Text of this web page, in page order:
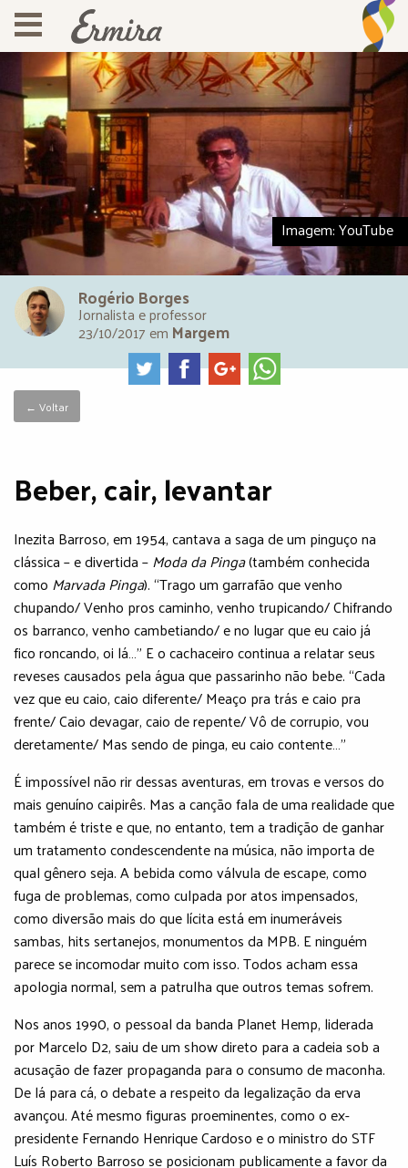
Imagem: YouTube
Rogério Borges
Jornalista e professor
23/10/2017 em Margem
← Voltar
Beber, cair, levantar
Inezita Barroso, em 1954, cantava a saga de um pinguço na
clássica – e divertida –Moda da Pinga(também conhecida
como Marvada Pinga). “Trago um garrafão que venho
chupando/ Venho pros caminho, venho trupicando/ Chifrando
os barranco, venho cambetiando/ e no lugar que eu caio já
fico roncando, oi lá…” E o cachaceiro continua a relatar seus
reveses causados pela água que passarinho não bebe. “Cada
vez que eu caio, caio diferente/ Meaço pra trás e caio pra
frente/ Caio devagar, caio de repente/ Vô de corrupio, vou
deretamente/ Mas sendo de pinga, eu caio contente…”
É impossível não rir dessas aventuras, em trovas e versos do
mais genuíno caipirês. Mas a canção fala de uma realidade que
também é triste e que, no entanto, tem a tradição de ganhar
um tratamento condescendente na música, não importa de
qual gênero seja. A bebida como válvula de escape, como
fuga de problemas, como culpada por atos impensados,
como diversão mais do que lícita está em inumeráveis
sambas, hits sertanejos, monumentos da MPB. E ninguém
parece se incomodar muito com isso. Todos acham essa
apologia normal, sem a patrulha que outros temas sofrem.
Nos anos 1990, o pessoal da banda Planet Hemp, liderada
por Marcelo D2, saiu de um show direto para a cadeia sob a
acusação de fazer propaganda para o consumo de maconha.
De lá para cá, o debate a respeito da legalização da erva
avançou. Até mesmo figuras proeminentes, como o ex-
presidente Fernando Henrique Cardoso e o ministro do STF
Luís Roberto Barroso se posicionam publicamente a favor da